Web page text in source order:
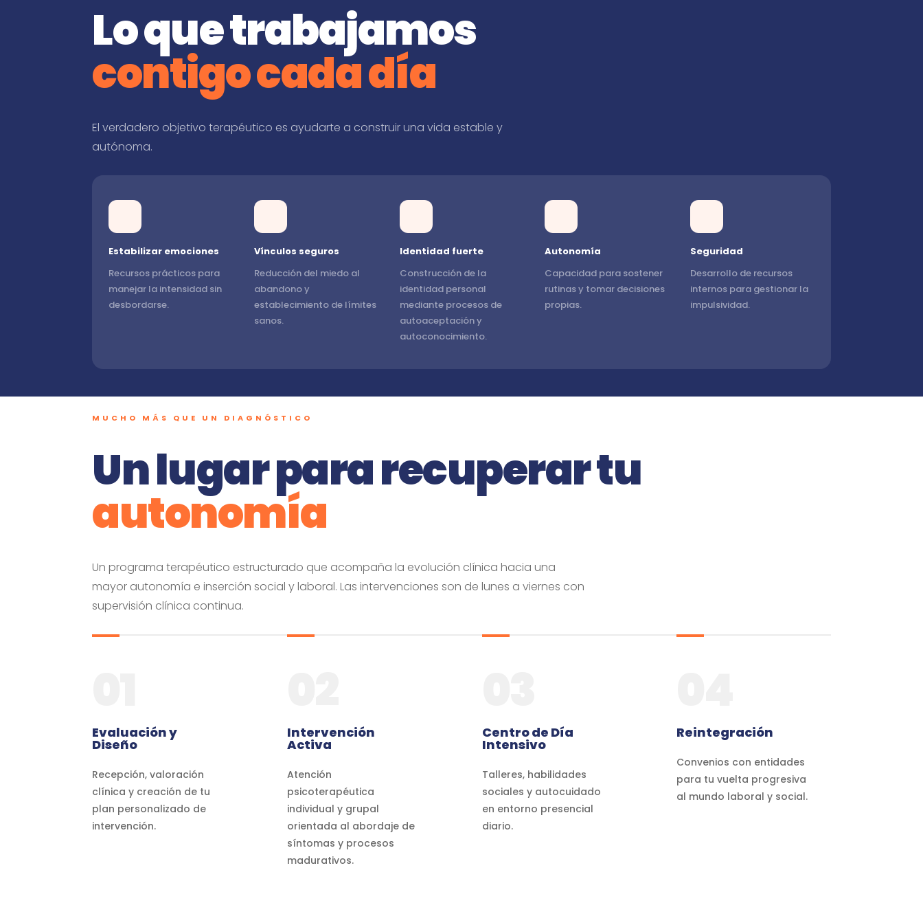
Lo que trabajamos
contigo cada día
El verdadero objetivo terapéutico es ayudarte a construir una vida estable y
autónoma.
Estabilizar emociones
Recursos prácticos para
manejar la intensidad sin
desbordarse.
Vínculos seguros
Reducción del miedo al
abandono y
establecimiento de límites
sanos.
Identidad fuerte
Construcción de la
identidad personal
mediante procesos de
autoaceptación y
autoconocimiento.
Autonomía
Capacidad para sostener
rutinas y tomar decisiones
propias.
Seguridad
Desarrollo de recursos
internos para gestionar la
impulsividad.
MUCHO MÁS QUE UN DIAGNÓSTICO
Un lugar para recuperar tu
autonomía
Un programa terapéutico estructurado que acompaña la evolución clínica hacia una
mayor autonomía e inserción social y laboral. Las intervenciones son de lunes a viernes con
supervisión clínica continua.
Evaluación y
Diseño
Recepción, valoración
clínica y creación de tu
plan personalizado de
intervención.
Intervención
Activa
Atención
psicoterapéutica
individual y grupal
orientada al abordaje de
síntomas y procesos
madurativos.
Centro de Día
Intensivo
Talleres, habilidades
sociales y autocuidado
en entorno presencial
diario.
Reintegración
Convenios con entidades
para tu vuelta progresiva
al mundo laboral y social.